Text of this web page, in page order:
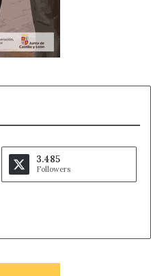
3.485
Followers